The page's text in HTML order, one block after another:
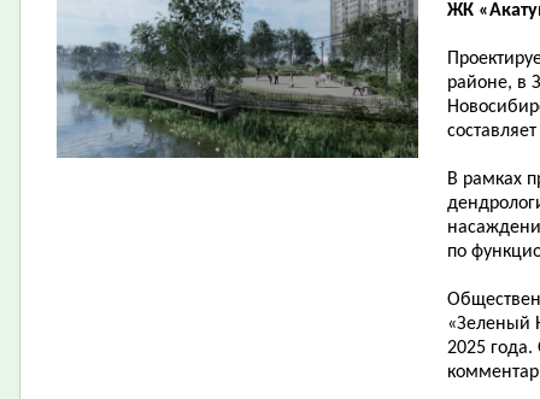
ЖК
районе, в
В рамках
по
«Зеленый
2025